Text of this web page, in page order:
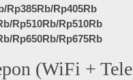
Rp385Rb/Rp405Rb
Rp510Rb/Rp510Rb
Rp650Rb/Rp675Rb
(WiFi +